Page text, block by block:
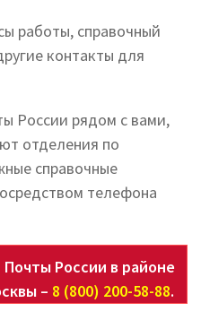
работы, справочный
контакты для
России рядом с вами,
отделения по
справочные
телефона
Почты России в районе
– 8 (800) 200-58-88.